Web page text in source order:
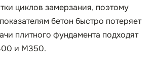
циклов замерзания, поэтому
бетон быстро потеряет
плитного фундамента подходят
и М350.